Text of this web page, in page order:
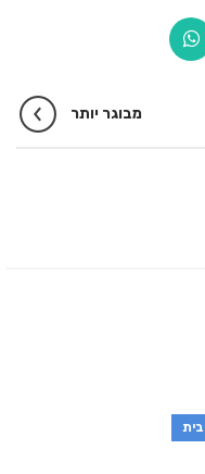
מבוגר יותר